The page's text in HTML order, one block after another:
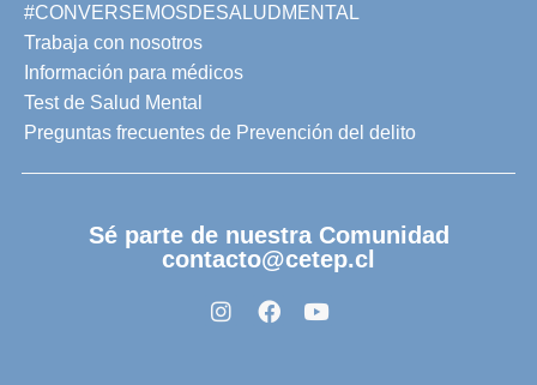
#CONVERSEMOSDESALUDMENTAL
Trabaja con nosotros
Información para médicos
Test de Salud Mental
Preguntas frecuentes de Prevención del delito
Sé parte de nuestra Comunidad
contacto@cetep.cl